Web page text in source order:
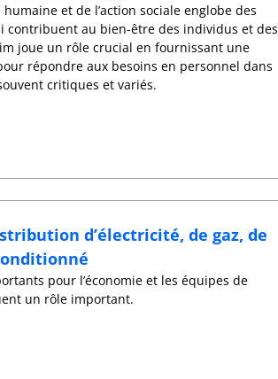
et de l’action sociale englobe des
contribuent au bien-être des individus et des
joue un rôle crucial en fournissant une
répondre aux besoins en personnel dans
critiques et variés.
d’électricité, de gaz, de
pour l’économie et les équipes de
un rôle important.